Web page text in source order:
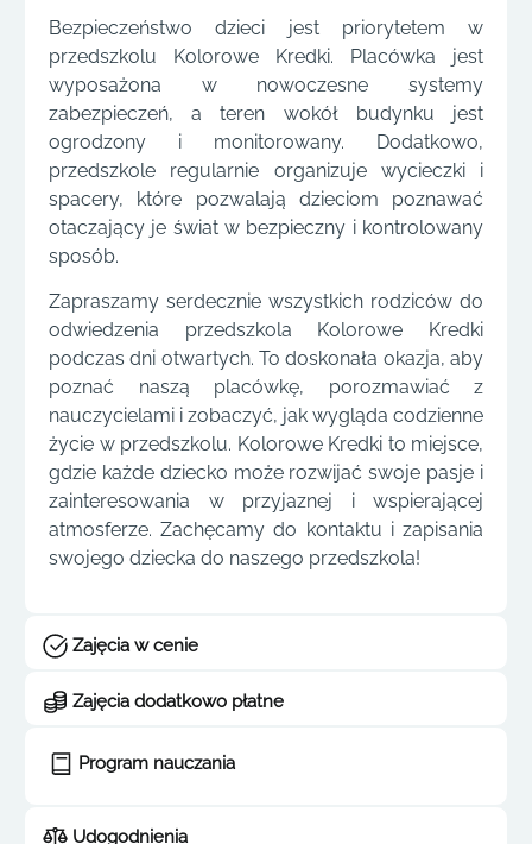
Bezpieczeństwo dzieci jest priorytetem w
przedszkolu Kolorowe Kredki. Placówka jest
wyposażona w nowoczesne systemy
zabezpieczeń, a teren wokół budynku jest
ogrodzony i monitorowany. Dodatkowo,
przedszkole regularnie organizuje wycieczki i
spacery, które pozwalają dzieciom poznawać
otaczający je świat w bezpieczny i kontrolowany
sposób.
Zapraszamy serdecznie wszystkich rodziców do
odwiedzenia przedszkola Kolorowe Kredki
podczas dni otwartych. To doskonała okazja, aby
poznać naszą placówkę, porozmawiać z
nauczycielami i zobaczyć, jak wygląda codzienne
życie w przedszkolu. Kolorowe Kredki to miejsce,
gdzie każde dziecko może rozwijać swoje pasje i
zainteresowania w przyjaznej i wspierającej
atmosferze. Zachęcamy do kontaktu i zapisania
swojego dziecka do naszego przedszkola!
Zajęcia w cenie
Zajęcia dodatkowo płatne
Program nauczania
Udogodnienia